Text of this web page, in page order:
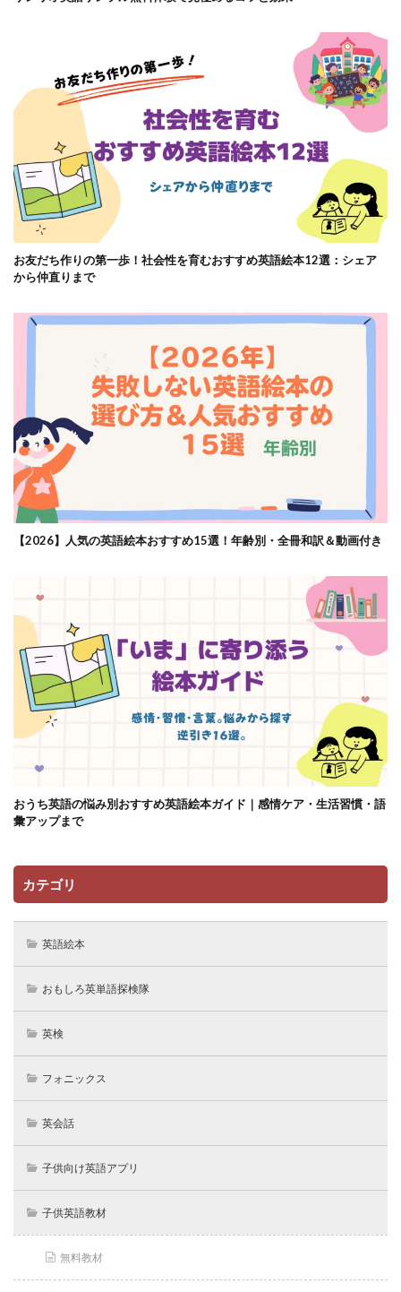
お友だち作りの第一歩！社会性を育むおすすめ英語絵本12選：シェア
から仲直りまで
【2026】人気の英語絵本おすすめ15選！年齢別・全冊和訳＆動画付き
おうち英語の悩み別おすすめ英語絵本ガイド｜感情ケア・生活習慣・語
彙アップまで
カテゴリ
英語絵本
おもしろ英単語探検隊
英検
フォニックス
英会話
子供向け英語アプリ
子供英語教材
無料教材